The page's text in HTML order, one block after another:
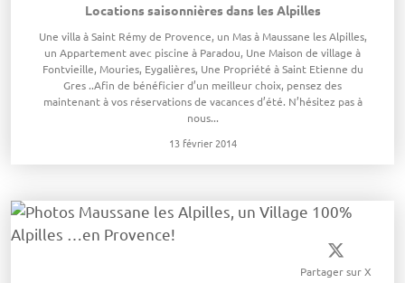
Locations saisonnières dans les Alpilles
Une villa à Saint Rémy de Provence, un Mas à Maussane les Alpilles,
un Appartement avec piscine à Paradou, Une Maison de village à
Fontvieille, Mouries, Eygalières, Une Propriété à Saint Etienne du
Gres ..Afin de bénéficier d’un meilleur choix, pensez des
maintenant à vos réservations de vacances d’été. N’hésitez pas à
nous...
13 février 2014
Partager sur X